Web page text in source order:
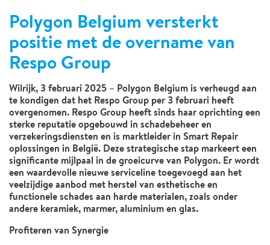
Polygon Belgium versterkt
positie met de overname van
Respo Group
Wilrijk, 3 februari 2025 – Polygon Belgium is verheugd aan
te kondigen dat het Respo Group per 3 februari heeft
overgenomen. Respo Group heeft sinds haar oprichting een
sterke reputatie opgebouwd in schadebeheer en
verzekeringsdiensten en is marktleider in Smart Repair
oplossingen in België. Deze strategische stap markeert een
significante mijlpaal in de groeicurve van Polygon. Er wordt
een waardevolle nieuwe serviceline toegevoegd aan het
veelzijdige aanbod met herstel van esthetische en
functionele schades aan harde materialen, zoals onder
andere keramiek, marmer, aluminium en glas.
Profiteren van Synergie